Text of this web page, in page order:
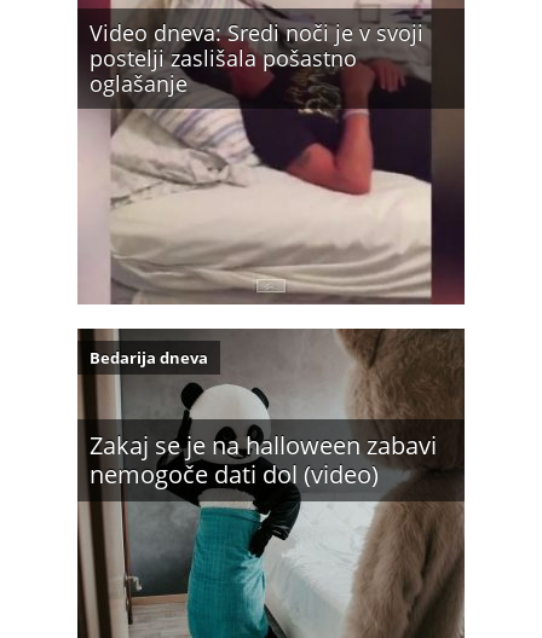
Video dneva: Sredi noči je v svoji
postelji zaslišala pošastno
oglašanje
Zakaj se je na halloween zabavi
nemogoče dati dol (video)
Bedarija dneva